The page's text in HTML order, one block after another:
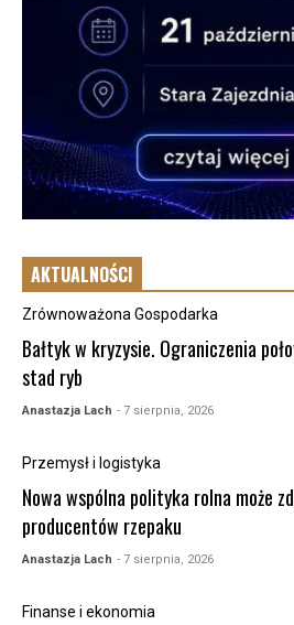
AKTUALNOŚCI
Zrównoważona Gospodarka
Bałtyk w kryzysie. Ograniczenia
stad ryb
Anastazja Lach - 7 sierpnia, 2026
Przemysł i logistyka
Nowa wspólna polityka rolna może
producentów rzepaku
Anastazja Lach - 7 sierpnia, 2026
Finanse i ekonomia